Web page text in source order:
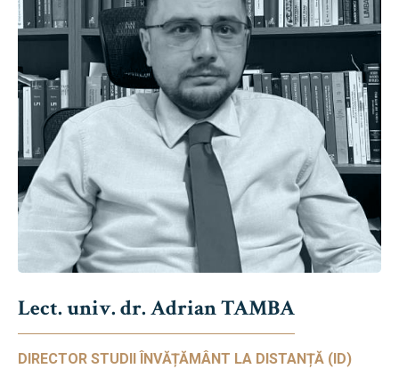
Lect. univ. dr. Adrian TAMBA
DIRECTOR STUDII ÎNVĂȚĂMÂNT LA DISTANȚĂ (ID)